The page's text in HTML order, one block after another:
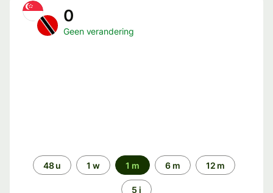
0
Geen verandering
Periode48 u 1 w 1 m 6 m 12 m
5 j